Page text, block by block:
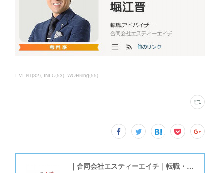
EVENT(32) INFO(53) WORKing(55)
｜合同会社エスティーエイチ｜転職・就職支援アカデミー